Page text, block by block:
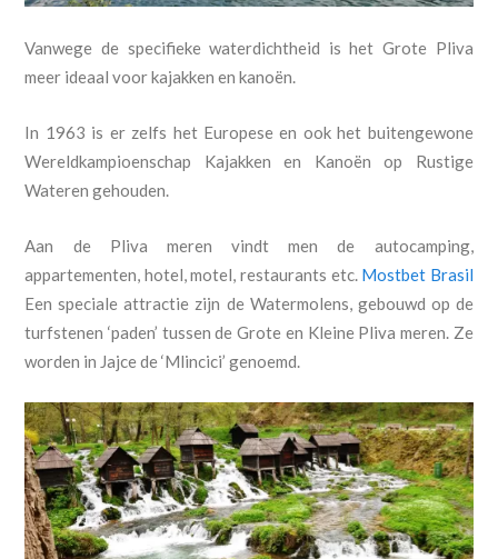
Vanwege de specifieke waterdichtheid is het Grote Pliva
meer ideaal voor kajakken en kanoën.
In 1963 is er zelfs het Europese en ook het buitengewone
Wereldkampioenschap Kajakken en Kanoën op Rustige
Wateren gehouden.
Aan de Pliva meren vindt men de autocamping,
appartementen, hotel, motel, restaurants etc. Mostbet Brasil
Een speciale attractie zijn de Watermolens, gebouwd op de
turfstenen ‘paden’ tussen de Grote en Kleine Pliva meren. Ze
worden in Jajce de ‘Mlincici’ genoemd.